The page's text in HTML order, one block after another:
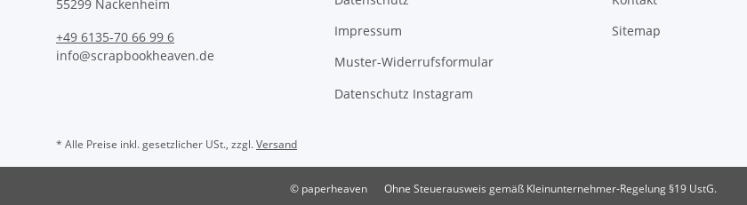
55299 Nackenheim
+49 6135-70 66 99 6
info@scrapbookheaven.de
Impressum
Muster-Widerrufsformular
Datenschutz Instagram
Sitemap
* Alle Preise inkl. gesetzlicher USt., zzgl.Versand
© paperheaven Ohne Steuerausweis gemäß Kleinunternehmer-Regelung §19 UstG.